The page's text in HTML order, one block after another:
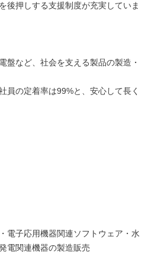
後押しする支援制度が充実していま
盤など、社会を支える製品の製造・
員の定着率は99%と、安心して長く
電子応用機器関連ソフトウェア・水
電関連機器の製造販売